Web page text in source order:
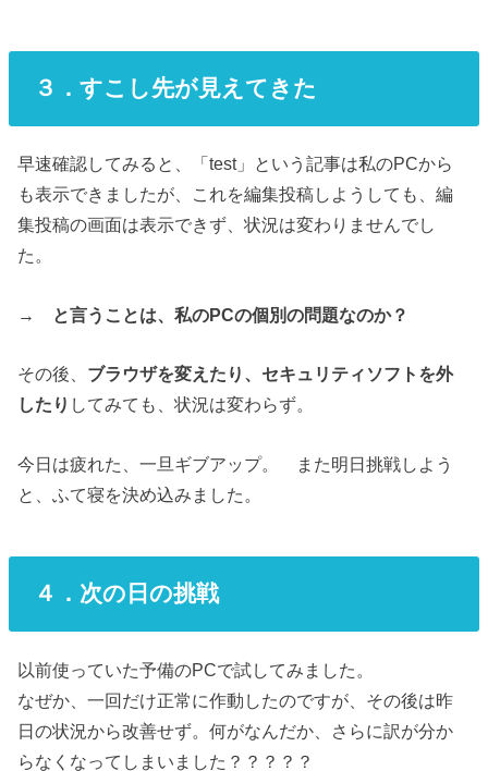
３．すこし先が見えてきた
早速確認してみると、「test」という記事は私のPCから
も表示できましたが、これを編集投稿しようしても、編
集投稿の画面は表示できず、状況は変わりませんでし
た。
→ と言うことは、私のPCの個別の問題なのか？
その後、 ブラウザを変えたり、セキュリティソフトを外
したり してみても、状況は変わらず。
今日は疲れた、一旦ギブアップ。 また明日挑戦しよう
と、ふて寝を決め込みました。
４．次の日の挑戦
以前使っていた予備のPCで試してみました。
なぜか、一回だけ正常に作動したのですが、その後は昨
日の状況から改善せず。何がなんだか、さらに訳が分か
らなくなってしまいました？？？？？